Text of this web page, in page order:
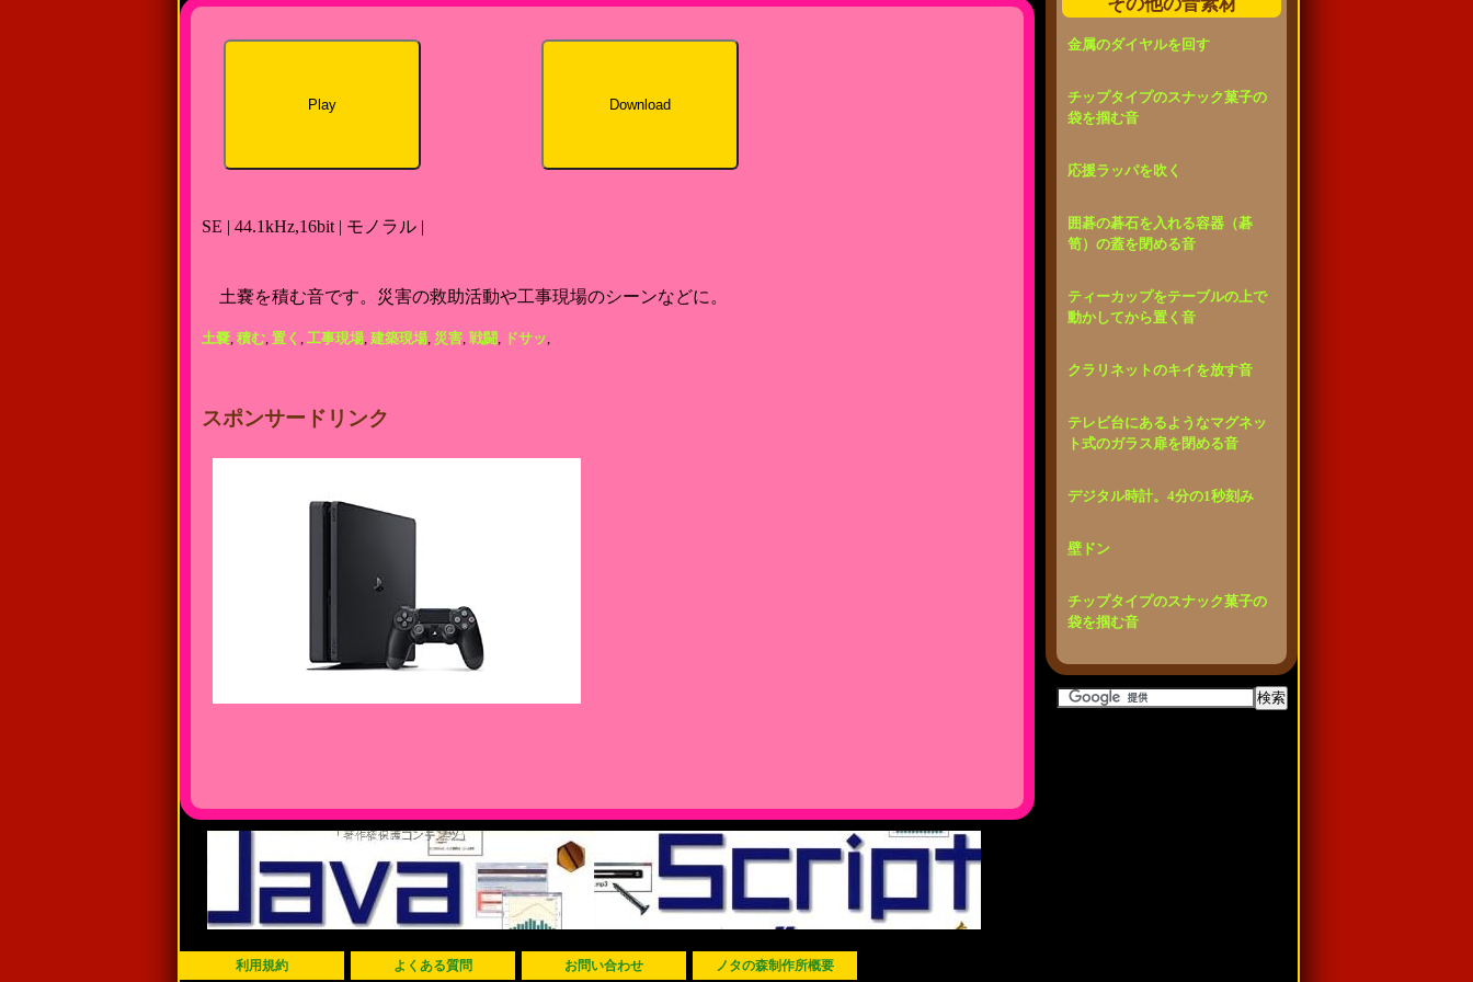
Play Download
SE | 44.1kHz,16bit | モノラル |
土嚢を積む音です。災害の救助活動や工事現場のシーンなどに。
土嚢, 積む, 置く , 工事現場, 建築現場, 災害, 戦闘, ドサッ,
スポンサードリンク
金属のダイヤルを回す
チップタイプのスナック菓子の
袋を掴む音
応援ラッパを吹く
囲碁の碁石を入れる容器（碁
笥）の蓋を閉める音
ティーカップをテーブルの上で
動かしてから置く音
クラリネットのキイを放す音
テレビ台にあるようなマグネッ
ト式のガラス扉を閉める音
デジタル時計。4分の1秒刻み
壁ドン
チップタイプのスナック菓子の
袋を掴む音
利用規約 よくある質問 お問い合わせ ノタの森制作所概要